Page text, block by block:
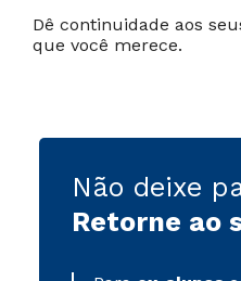
Dê continuidade aos
que você merece.
Não deixe
Retorne ao